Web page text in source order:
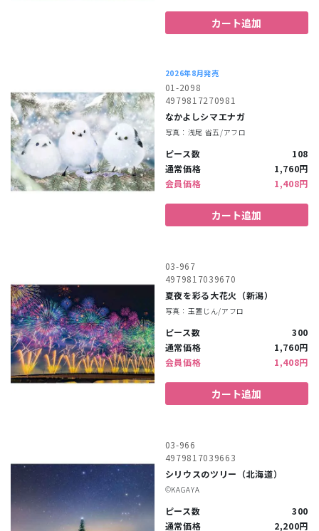
カート追加
2026年8月発売
01-2098
4979817270981
なかよしシマエナガ
写真：浅尾 省五/アフロ
ピース数
108
通常価格
1,760円
会員価格
1,408円
カート追加
03-967
4979817039670
夏夜を彩る大花火（新潟）
写真：玉置じん/アフロ
ピース数
300
通常価格
1,760円
会員価格
1,408円
カート追加
03-966
4979817039663
シリウスのツリー（北海道）
©︎KAGAYA
ピース数
300
通常価格
2,200円